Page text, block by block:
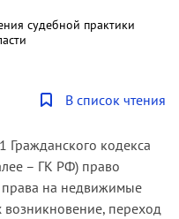
судебной практики
В список чтения
Гражданского кодекса
– ГК РФ) право
права на недвижимые
возникновение, переход